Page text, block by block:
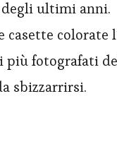
ultimi anni.
casette colorate
fotografati
sbizzarrirsi.